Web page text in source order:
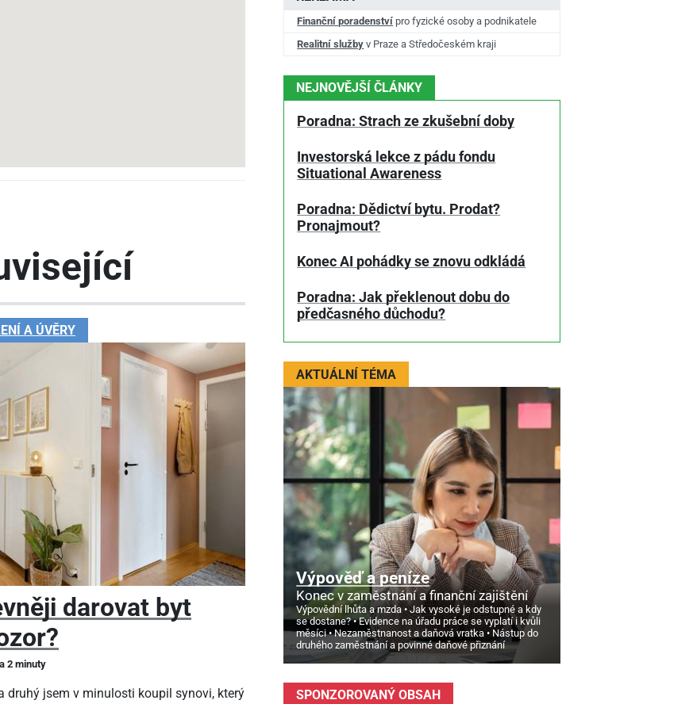
A ÚVĚRY
darovat byt
2 minuty
druhý jsem v minulosti koupil synovi, který
Finanční poradenství pro fyzické osoby a podnikatele
Realitní služby v Praze a Středočeském kraji
NEJNOVĚJŠÍ ČLÁNKY
Poradna: Strach ze zkušební doby
Investorská lekce z pádu fondu
Situational Awareness
Poradna: Dědictví bytu. Prodat?
Pronajmout?
Konec AI pohádky se znovu odkládá
Poradna: Jak překlenout dobu do
předčasného důchodu?
AKTUÁLNÍ TÉMA
Výpověď a peníze
Konec v zaměstnání a finanční zajištění
Výpovědní lhůta a mzda
Jak vysoké je odstupné a kdy
se dostane?
Evidence na úřadu práce se vyplatí i kvůli
měsíci
Nezaměstnanost a daňová vratka
Nástup do
druhého zaměstnání a povinné daňové přiznání
SPONZOROVANÝ OBSAH